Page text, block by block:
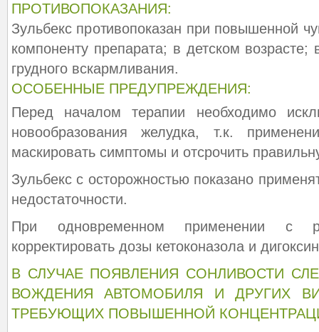
ПРОТИВОПОКАЗАНИЯ:
Зульбекс противопоказан при повышенной
компоненту препарата; в детском
грудного вскармливания.
ОСОБЕННЫЕ ПРЕДУПРЕЖДЕНИЯ:
Перед началом терапии необходимо
новообразования желудка, т.к.
маскировать симптомы и отсрочить
Зульбекс с осторожностью показано
недостаточности.
При одновременном применении с
корректировать дозы кетоконазола и
В СЛУЧАЕ ПОЯВЛЕНИЯ СОНЛИВОСТИ
ВОЖДЕНИЯ АВТОМОБИЛЯ И ДРУГИХ
ТРЕБУЮЩИХ ПОВЫШЕННОЙ